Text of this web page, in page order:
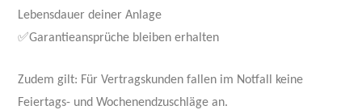
Lebensdauer deiner Anlage
✅Garantieansprüche bleiben erhalten
Zudem gilt: Für Vertragskunden fallen im Notfall keine
Feiertags- und Wochenendzuschläge an.